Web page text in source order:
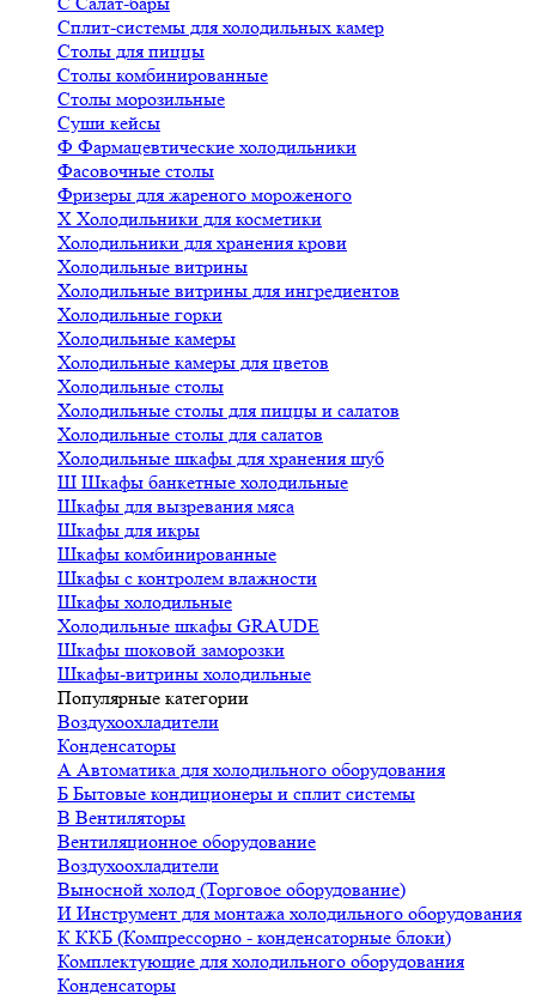
Сплит-системы для холодильных камер
Столы для пиццы
Столы комбинированные
Столы морозильные
Суши кейсы
Ф Фармацевтические холодильники
Фасовочные столы
Фризеры для жареного мороженого
Х Холодильники для косметики
Холодильники для хранения крови
Холодильные витрины
Холодильные витрины для ингредиентов
Холодильные горки
Холодильные камеры
Холодильные камеры для цветов
Холодильные столы
Холодильные столы для пиццы и салатов
Холодильные столы для салатов
Холодильные шкафы для хранения шуб
Ш Шкафы банкетные холодильные
Шкафы для вызревания мяса
Шкафы для икры
Шкафы комбинированные
Шкафы с контролем влажности
Шкафы холодильные
Холодильные шкафы GRAUDE
Шкафы шоковой заморозки
Шкафы-витрины холодильные
Популярные категории
Воздухоохладители
Конденсаторы
А Автоматика для холодильного оборудования
Б Бытовые кондиционеры и сплит системы
В Вентиляторы
Вентиляционное оборудование
Воздухоохладители
Выносной холод (Торговое оборудование)
И Инструмент для монтажа холодильного оборудования
К ККБ (Компрессорно - конденсаторные блоки)
Комплектующие для холодильного оборудования
Конденсаторы